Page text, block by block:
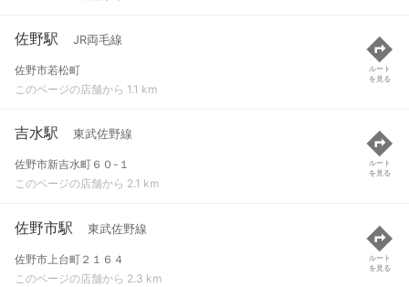
佐野駅 JR両毛線
佐野市若松町
このページの店舗から 1.1 km
ルート
を見る
吉水駅 東武佐野線
佐野市新吉水町６０-１
このページの店舗から 2.1 km
ルート
を見る
佐野市駅 東武佐野線
佐野市上台町２１６４
このページの店舗から 2.3 km
ルート
を見る